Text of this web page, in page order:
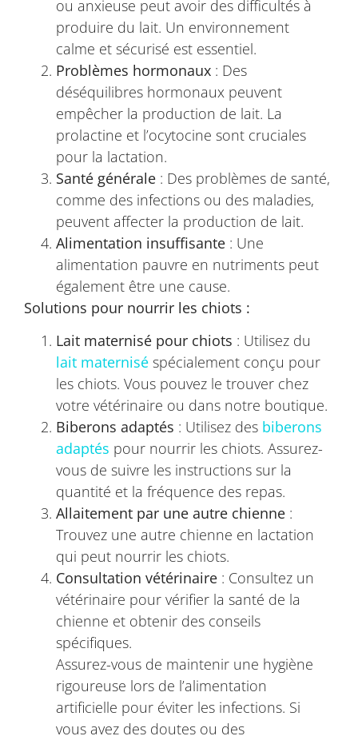
ou anxieuse peut avoir des difficultés à
produire du lait. Un environnement
calme et sécurisé est essentiel.
Problèmes hormonaux : Des
déséquilibres hormonaux peuvent
empêcher la production de lait. La
prolactine et l’ocytocine sont cruciales
pour la lactation.
Santé générale : Des problèmes de santé,
comme des infections ou des maladies,
peuvent affecter la production de lait.
Alimentation insuffisante : Une
alimentation pauvre en nutriments peut
également être une cause.
Solutions pour nourrir les chiots :
Lait maternisé pour chiots : Utilisez du
lait maternisé spécialement conçu pour
les chiots. Vous pouvez le trouver chez
votre vétérinaire ou dans notre boutique.
Biberons adaptés : Utilisez des biberons
adaptés pour nourrir les chiots. Assurez-
vous de suivre les instructions sur la
quantité et la fréquence des repas.
Allaitement par une autre chienne :
Trouvez une autre chienne en lactation
qui peut nourrir les chiots.
Consultation vétérinaire : Consultez un
vétérinaire pour vérifier la santé de la
chienne et obtenir des conseils
spécifiques.
Assurez-vous de maintenir une hygiène
rigoureuse lors de l’alimentation
artificielle pour éviter les infections. Si
vous avez des doutes ou des